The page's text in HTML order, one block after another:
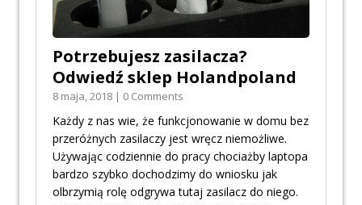
Potrzebujesz zasilacza?
Odwiedź sklep Holandpoland
8 maja, 2018 | 0 Comments
Każdy z nas wie, że funkcjonowanie w domu bez
przeróżnych zasilaczy jest wręcz niemożliwe.
Używając codziennie do pracy chociażby laptopa
bardzo szybko dochodzimy do wniosku jak
olbrzymią rolę odgrywa tutaj zasilacz do niego.